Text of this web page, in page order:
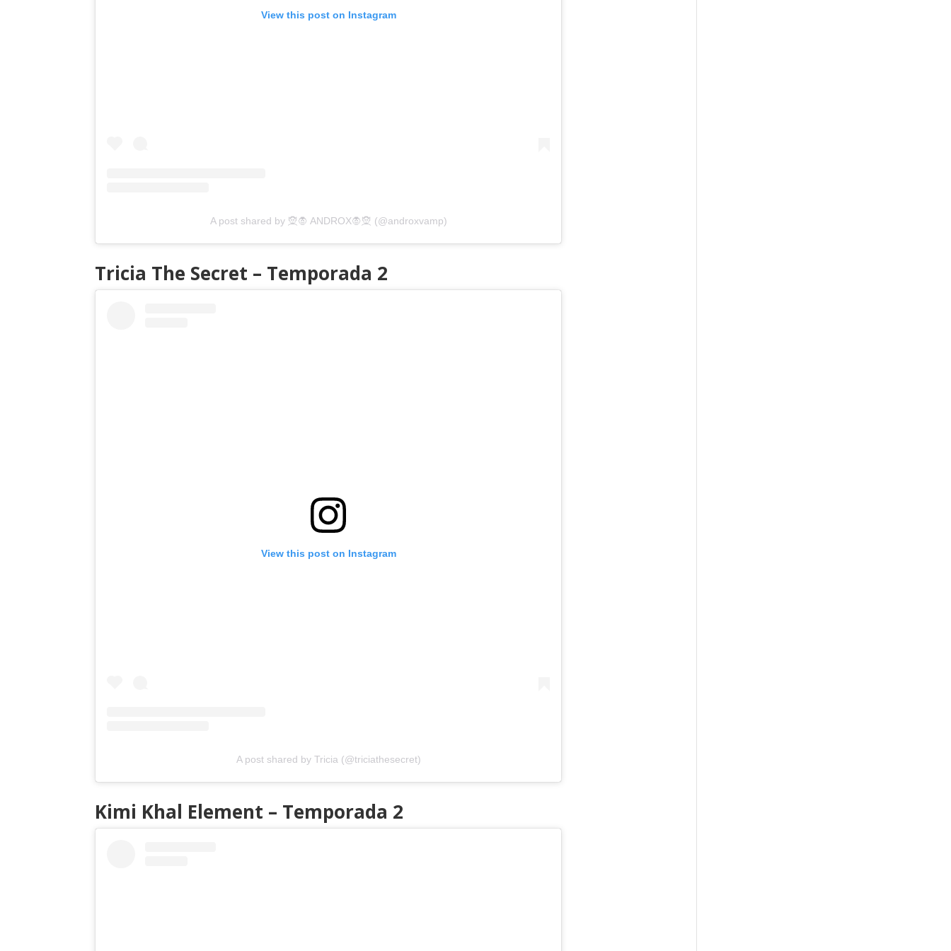
View this post on Instagram
A post shared by 🧝🧛 ANDROX🧛🧝 (@androxvamp)
Tricia The Secret – Temporada 2
View this post on Instagram
A post shared by Tricia (@triciathesecret)
Kimi Khal Element – Temporada 2